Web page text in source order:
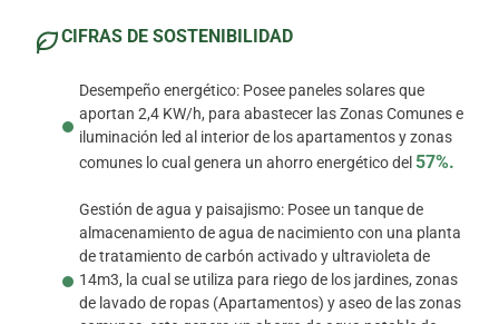
CIFRAS DE SOSTENIBILIDAD
Desempeño energético: Posee paneles solares que
aportan 2,4 KW/h, para abastecer las Zonas Comunes e
iluminación led al interior de los apartamentos y zonas
comunes lo cual genera un ahorro energético del 57%.
Gestión de agua y paisajismo: Posee un tanque de
almacenamiento de agua de nacimiento con una planta
de tratamiento de carbón activado y ultravioleta de
14m3, la cual se utiliza para riego de los jardines, zonas
de lavado de ropas (Apartamentos) y aseo de las zonas